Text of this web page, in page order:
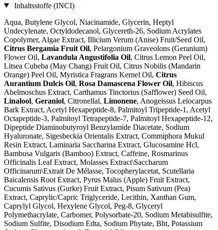
Inhaltsstoffe (INCI)
Aqua, Butylene Glycol, Niacinamide, Glycerin, Heptyl
Undecylenate, Octyldodecanol, Glycereth-26, Sodium Acrylates
Copolymer, Algae Extract, Illicium Verum (Anise) Fruit/Seed Oil,
Citrus Bergamia Fruit Oil, Pelargonium Graveolons (Geranium)
Flower Oil, Lavandula Angustifolia Oil, Citrus Lemon Peel Oil,
Litsea Cubeba (May Chang) Fruit Oil, Citrus Nobilis (Mandarin
Orange) Peel Oil, Myristica Fragrans Kernel Oil, Citrus
Aurantium Dulcis Oil, Rosa Damascena Flower Oil, Hibiscus
Abelmoschus Extract, Carthamus Tinctorius (Safflower) Seed Oil,
Linalool, Geraniol, Citronellal, Limonene, Anogeissus Leiocarpus
Bark Extract, Acetyl Hexapeptide-8, Palmitoyl Tripeptide-1, Acetyl
Octapeptide-3, Palmitoyl Tetrapeptide-7, Palmitoyl Hexapeptide-12,
Dipeptide Diaminobutyroyl Benzylamide Diacetate, Sodium
Hyaluronate, Sigesbeckia Orientalis Extract, Commiphora Mukul
Resin Extract, Laminaria Saccharina Extract, Glucosamine Hcl,
Bambusa Vulgaris (Bamboo) Extract, Caffeine, Rosmarinus
Officinalis Leaf Extract, Molasses Extract\Saccharum
Officinarum\Extrait De Mélasse, Tocopherylacetat, Scutellaria
Baicalensis Root Extract, Pyrus Malus (Apple) Fruit Extract,
Cucumis Sativus (Gurke) Fruit Extract, Pisum Sativum (Pea)
Extract, Caprylic/Capric Triglyceride, Lecithin, Xanthan Gum,
Caprylyl Glycol, Hexylene Glycol, Peg-8, Glyceryl
Polymethacrylate, Carbomer, Polysorbate-20, Sodium Metabisulfite,
Sodium Sulfite, Disodium Edta, Sodium Phytate, Bht, Potassium